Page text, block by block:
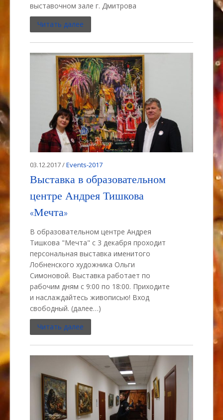
выставочном зале г. Дмитрова
Читать далее
03.12.2017 /Events-2017
Выставка в образовательном
центре Андрея Тишкова
«Мечта»
В образовательном центре Андрея
Тишкова "Мечта" c 3 декабря проходит
персональная выставка именитого
Лобненского художника Ольги
Симоновой. Выставка работает по
рабочим дням с 9:00 по 18:00. Приходите
и наслаждайтесь живописью! Вход
свободный. (далее…)
Читать далее